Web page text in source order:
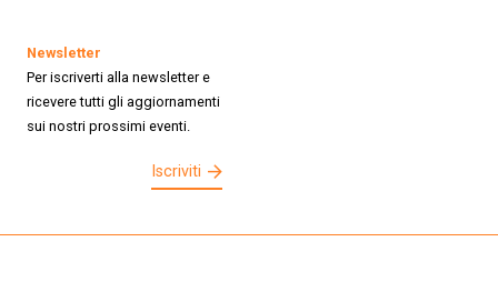
Newsletter
Per iscriverti alla newsletter e
ricevere tutti gli aggiornamenti
sui nostri prossimi eventi.
Iscriviti